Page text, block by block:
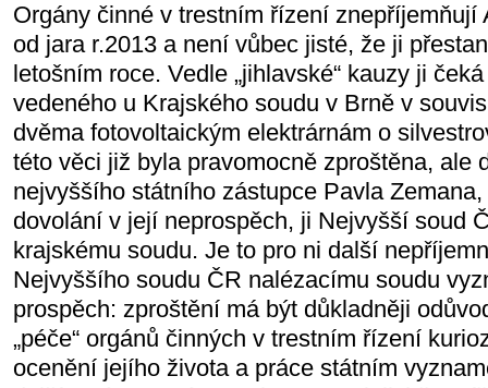
Orgány činné v trestním řízení znepříjemňují
od jara r.2013 a není vůbec jisté, že ji
letošním roce. Vedle „jihlavské“ kauzy ji
vedeného u Krajského soudu v Brně v
dvěma fotovoltaickým elektrárnám o
této věci již byla pravomocně zproštěna, ale
nejvyššího státního zástupce Pavla
dovolání v její neprospěch, ji Nejvyšší soud
krajskému soudu. Je to pro ni další
Nejvyššího soudu ČR nalézacímu soudu
prospěch: zproštění má být důkladněji
„péče“ orgánů činných v trestním řízení
ocenění jejího života a práce státním